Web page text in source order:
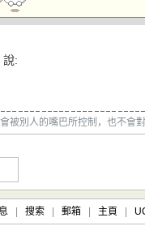
說:
被別人的嘴巴所控制，也不會
搜索 郵箱 主頁